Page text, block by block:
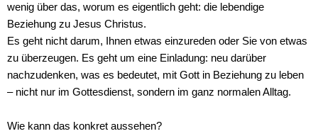
wenig über das, worum es eigentlich geht: die lebendige
Beziehung zu Jesus Christus.
Es geht nicht darum, Ihnen etwas einzureden oder Sie von etwas
zu überzeugen. Es geht um eine Einladung: neu darüber
nachzudenken, was es bedeutet, mit Gott in Beziehung zu leben
– nicht nur im Gottesdienst, sondern im ganz normalen Alltag.
Wie kann das konkret aussehen?